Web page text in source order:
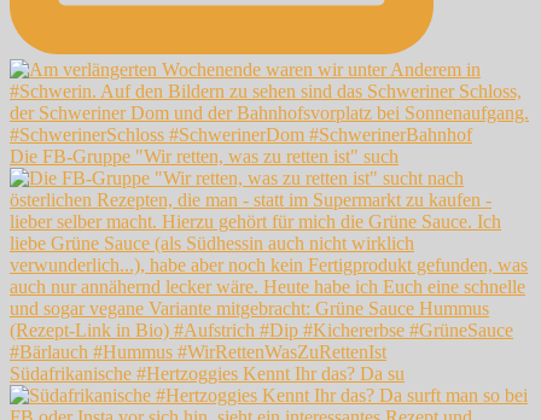
Die FB-Gruppe "Wir retten, was zu retten ist" such
Südafrikanische #Hertzoggies Kennt Ihr das? Da su